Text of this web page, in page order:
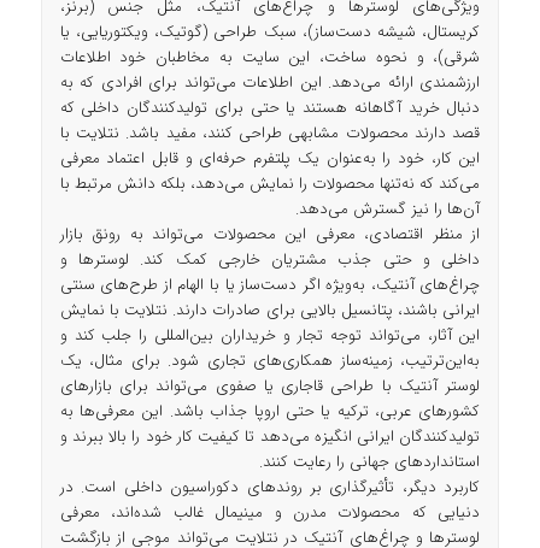
ویژگی‌های لوسترها و چراغ‌های آنتیک، مثل جنس (برنز،
کریستال، شیشه دست‌ساز)، سبک طراحی (گوتیک، ویکتوریایی، یا
شرقی)، و نحوه ساخت، این سایت به مخاطبان خود اطلاعات
ارزشمندی ارائه می‌دهد. این اطلاعات می‌تواند برای افرادی که به
دنبال خرید آگاهانه هستند یا حتی برای تولیدکنندگان داخلی که
قصد دارند محصولات مشابهی طراحی کنند، مفید باشد. نتلایت با
این کار، خود را به‌عنوان یک پلتفرم حرفه‌ای و قابل اعتماد معرفی
می‌کند که نه‌تنها محصولات را نمایش می‌دهد، بلکه دانش مرتبط با
آن‌ها را نیز گسترش می‌دهد.
از منظر اقتصادی، معرفی این محصولات می‌تواند به رونق بازار
داخلی و حتی جذب مشتریان خارجی کمک کند. لوسترها و
چراغ‌های آنتیک، به‌ویژه اگر دست‌ساز یا با الهام از طرح‌های سنتی
ایرانی باشند، پتانسیل بالایی برای صادرات دارند. نتلایت با نمایش
این آثار، می‌تواند توجه تجار و خریداران بین‌المللی را جلب کند و
به‌این‌ترتیب، زمینه‌ساز همکاری‌های تجاری شود. برای مثال، یک
لوستر آنتیک با طراحی قاجاری یا صفوی می‌تواند برای بازارهای
کشورهای عربی، ترکیه یا حتی اروپا جذاب باشد. این معرفی‌ها به
تولیدکنندگان ایرانی انگیزه می‌دهد تا کیفیت کار خود را بالا ببرند و
استانداردهای جهانی را رعایت کنند.
کاربرد دیگر، تأثیرگذاری بر روندهای دکوراسیون داخلی است. در
دنیایی که محصولات مدرن و مینیمال غالب شده‌اند، معرفی
لوسترها و چراغ‌های آنتیک در نتلایت می‌تواند موجی از بازگشت